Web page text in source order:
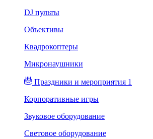
DJ пульты
Объективы
Квадрокоптеры
Микронаушники
Праздники и мероприятия 1
Корпоративные игры
Звуковое оборудование
Световое оборудование